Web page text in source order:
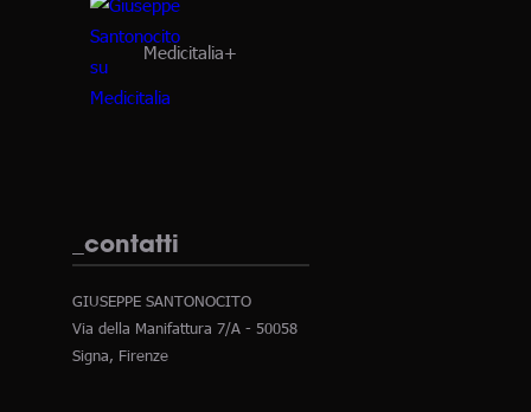
Medicitalia+
_contatti
GIUSEPPE SANTONOCITO
Via della Manifattura 7/A - 50058
Signa, Firenze